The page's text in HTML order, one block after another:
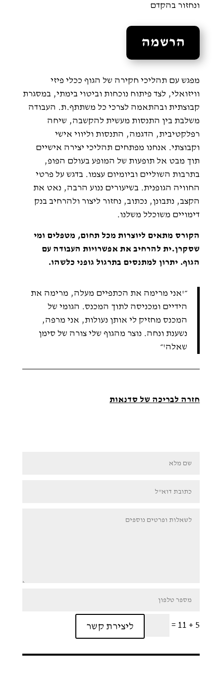
ונחזור בהקדם
הרשמה
מפגש עם תהליכי חקירה של הגוף ככלי פיזי
וויזואלי, לצד פיתוח נוכחות וביטוי בימתי, במסגרת
קבוצתית ובהתאמה לצרכי כל משתתף.ת. העבודה
משלבת בין התנסות מעשית להקשבה, שיחה
רפלקטיבית, הדגמה, התנסות וליווי אישי
וקבוצתי. אנחנו מפתחים תהליכי יצירה אישיים
תוך מבט אל תופעות של המופע בעולם הפופ,
בתרבות השוליים וביומיום עצמו. בדגש על פרטי
החוויה הגופנית. בשיעורים ננוע הרבה, נאט את
הקצב, נתבונן, נכתוב, נחזור ליצור ולהרחיב בנק
דימויים משוכלל משלנו.
הקורס מתאים ליוצרות מכל תחום, מטפלים ומי
שסקרן.ית להרחיב את אפשרויות העבודה עם
הגוף. יתרון למתנסים בתרגול גופני כלשהו.
״'אני מרימה את הכתפיים מעלה, מרימה את
הידיים ומכניסה לתוך המכנס. הגומי של
המכנס מחזיק לי אותן נעולות, אני מרפה,
נשענת ונחה. נוצר מהגוף שלי צורה של סימן
שאלה'״
חזרה לבריכה של סדנאות
5 + 11
= ליצירת קשר